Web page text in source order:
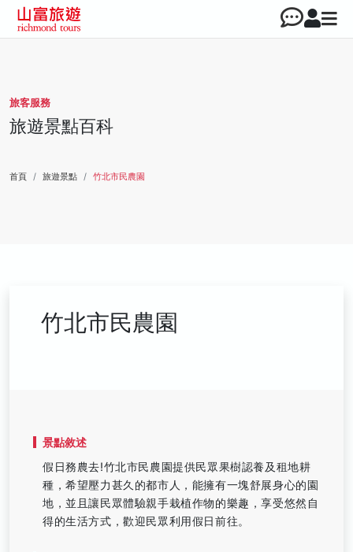
旅客服務
旅遊景點百科
首頁 旅遊景點 竹北市民農園
竹北市民農園
景點敘述
假日務農去!竹北市民農園提供民眾果樹認養及租地耕
種，希望壓力甚久的都市人，能擁有一塊舒展身心的園
地，並且讓民眾體驗親手栽植作物的樂趣，享受悠然自
得的生活方式，歡迎民眾利用假日前往。